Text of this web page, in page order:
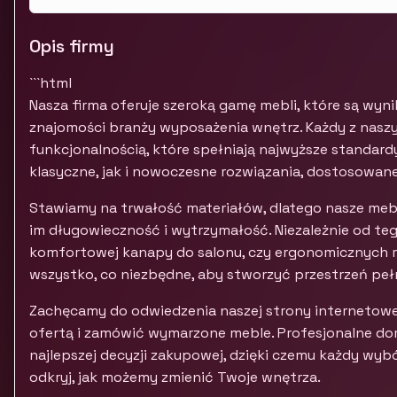
Opis firmy
```html
Nasza firma oferuje szeroką gamę mebli, które są
znajomości branży wyposażenia wnętrz. Każdy z
funkcjonalnością, które spełniają najwyższe
klasyczne, jak i nowoczesne rozwiązania,
Stawiamy na trwałość materiałów, dlatego nasze
im długowieczność i wytrzymałość. Niezależnie od
komfortowej kanapy do salonu, czy ergonomicznych
wszystko, co niezbędne, aby stworzyć przestrzeń
Zachęcamy do odwiedzenia naszej strony
ofertą i zamówić wymarzone meble. Profesjonalne
najlepszej decyzji zakupowej, dzięki czemu każdy
odkryj, jak możemy zmienić Twoje wnętrza.